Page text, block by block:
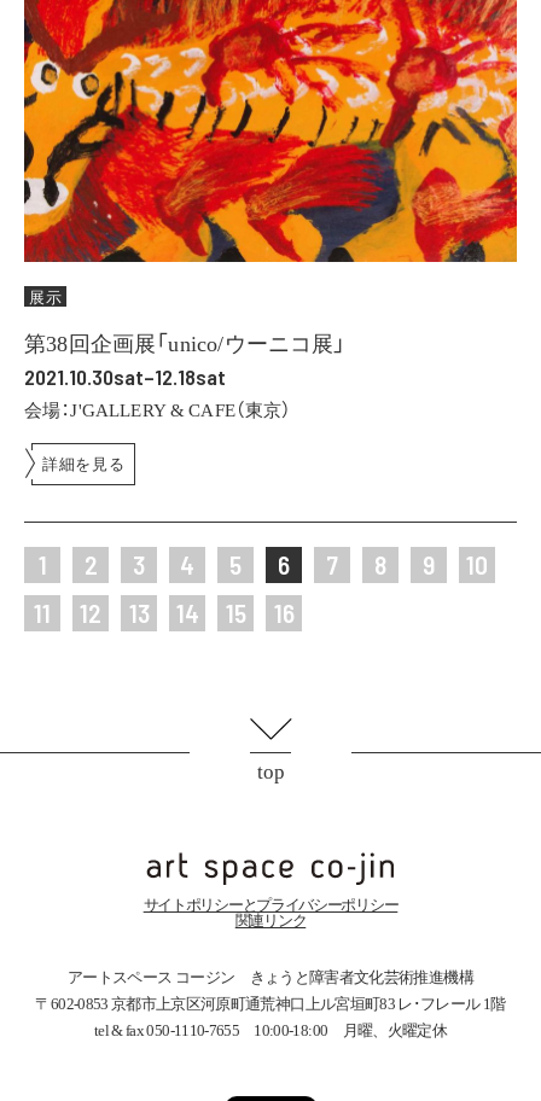
展示
第38回企画展「unico/ウーニコ展」
2021.10.30sat–12.18sat
会場：J'GALLERY & CAFE（東京）
詳細を見る
1 2 3 4 5 6 7 8 9
10
11
12 13 14 15 16
top
サイトポリシーとプライバシーポリシー
関連リンク
アートスペース コージン きょうと障害者文化芸術推進機構
〒602-0853 京都市上京区河原町通荒神口上ル宮垣町83 レ･フレール 1階
tel & fax 050-1110-7655 10:00-18:00 月曜、火曜定休